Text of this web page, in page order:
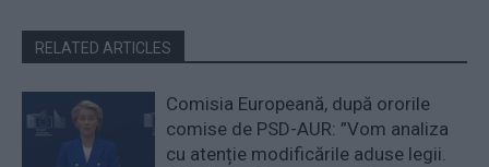
RELATED ARTICLES
Comisia Europeană, după ororile
comise de PSD-AUR: ”Vom analiza
cu atenție modificările aduse legii.